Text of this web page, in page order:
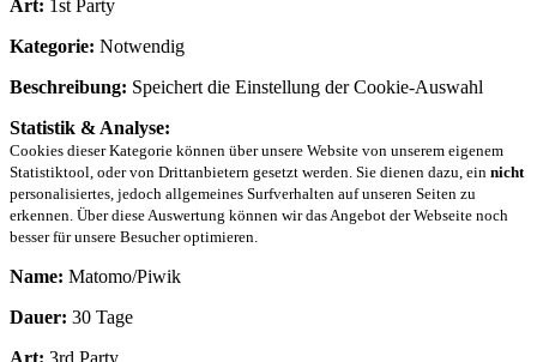
Art: 1st Party
Kategorie: Notwendig
Beschreibung: Speichert die Einstellung der Cookie-Auswahl
Statistik & Analyse:
Cookies dieser Kategorie können über unsere Website von unserem eigenem
Statistiktool, oder von Drittanbietern gesetzt werden. Sie dienen dazu, ein nicht
personalisiertes, jedoch allgemeines Surfverhalten auf unseren Seiten zu
erkennen. Über diese Auswertung können wir das Angebot der Webseite noch
besser für unsere Besucher optimieren.
Name: Matomo/Piwik
Dauer: 30 Tage